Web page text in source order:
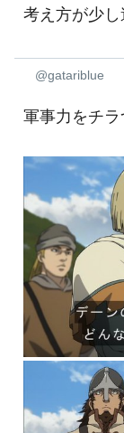
考え方が少し
@gatariblue
軍事力をチ